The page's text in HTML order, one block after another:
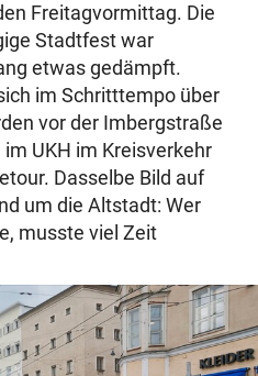
Freitagvormittag. Die
Stadtfest war
etwas gedämpft.
im Schritttempo über
vor der Imbergstraße
UKH im Kreisverkehr
Dasselbe Bild auf
um die Altstadt: Wer
musste viel Zeit